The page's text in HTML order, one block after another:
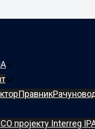
Правник
О пројекту Interreg